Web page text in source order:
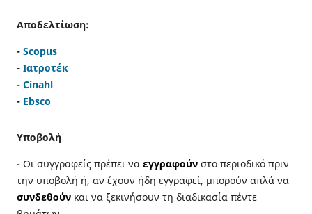
Αποδελτίωση:
- Scopus
- Ιατροτέκ
- Cinahl
- Ebsco
Υποβολή
- Οι συγγραφείς πρέπει να εγγραφούν στο περιοδικό πριν
την υποβολή ή, αν έχουν ήδη εγγραφεί, μπορούν απλά να
συνδεθούνκαι να ξεκινήσουν τη διαδικασία πέντε